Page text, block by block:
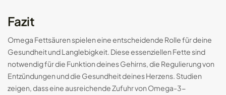
Fazit
Omega Fettsäuren spielen eine entscheidende Rolle für deine
Gesundheit und Langlebigkeit. Diese essenziellen Fette sind
notwendig für die Funktion deines Gehirns, die Regulierung von
Entzündungen und die Gesundheit deines Herzens. Studien
zeigen, dass eine ausreichende Zufuhr von Omega-3-